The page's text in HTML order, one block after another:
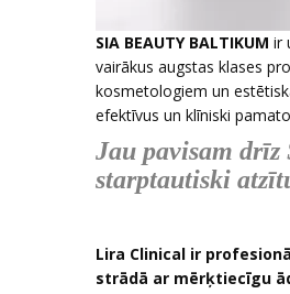
SIA BEAUTY BALTIKUM ir
vairākus augstas klases
kosmetologiem un
efektīvus un klīniski
Jau pavisam
starptautiski
Lira Clinical ir
strādā ar mērķtiecīgu